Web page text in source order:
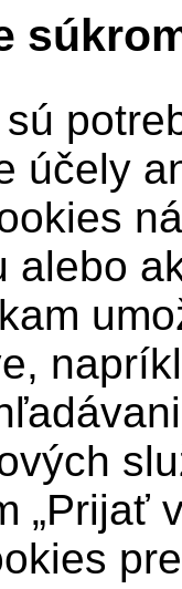
účely
alebo
„Prijať